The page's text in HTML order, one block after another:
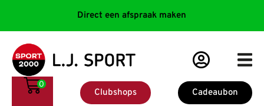
Direct een afspraak maken
Cadeaubon
Clubshops
0